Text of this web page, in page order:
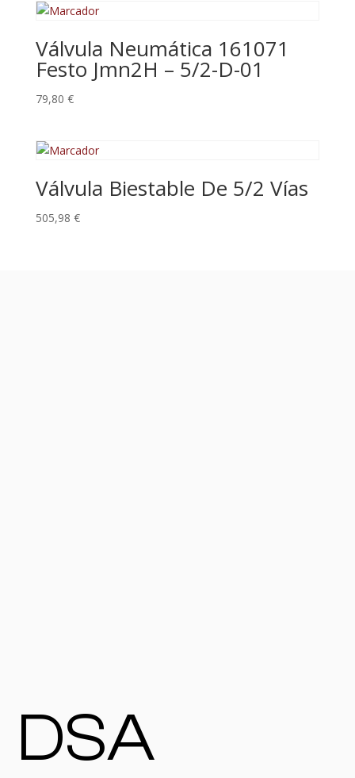
Válvula Neumática 161071
Festo Jmn2H – 5/2-D-01
79,80 €
Válvula Biestable De 5/2 Vías
505,98 €
DSA